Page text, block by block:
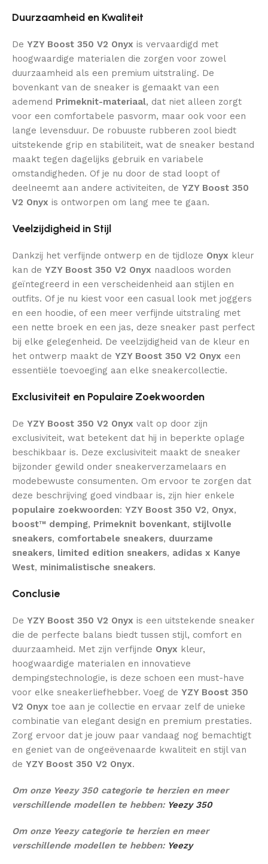
Duurzaamheid en Kwaliteit
De YZY Boost 350 V2 Onyx is vervaardigd met
hoogwaardige materialen die zorgen voor zowel
duurzaamheid als een premium uitstraling. De
bovenkant van de sneaker is gemaakt van een
ademend Primeknit-materiaal, dat niet alleen zorgt
voor een comfortabele pasvorm, maar ook voor een
lange levensduur. De robuuste rubberen zool biedt
uitstekende grip en stabiliteit, wat de sneaker bestand
maakt tegen dagelijks gebruik en variabele
omstandigheden. Of je nu door de stad loopt of
deelneemt aan andere activiteiten, de YZY Boost 350
V2 Onyx is ontworpen om lang mee te gaan.
Veelzijdigheid in Stijl
Dankzij het verfijnde ontwerp en de tijdloze Onyx kleur
kan de YZY Boost 350 V2 Onyx naadloos worden
geïntegreerd in een verscheidenheid aan stijlen en
outfits. Of je nu kiest voor een casual look met joggers
en een hoodie, of een meer verfijnde uitstraling met
een nette broek en een jas, deze sneaker past perfect
bij elke gelegenheid. De veelzijdigheid van de kleur en
het ontwerp maakt de YZY Boost 350 V2 Onyx een
essentiële toevoeging aan elke sneakercollectie.
Exclusiviteit en Populaire Zoekwoorden
De YZY Boost 350 V2 Onyx valt op door zijn
exclusiviteit, wat betekent dat hij in beperkte oplage
beschikbaar is. Deze exclusiviteit maakt de sneaker
bijzonder gewild onder sneakerverzamelaars en
modebewuste consumenten. Om ervoor te zorgen dat
deze beschrijving goed vindbaar is, zijn hier enkele
populaire zoekwoorden: YZY Boost 350 V2, Onyx,
boost™ demping, Primeknit bovenkant, stijlvolle
sneakers, comfortabele sneakers, duurzame
sneakers, limited edition sneakers, adidas x Kanye
West, minimalistische sneakers.
Conclusie
De YZY Boost 350 V2 Onyx is een uitstekende sneaker
die de perfecte balans biedt tussen stijl, comfort en
duurzaamheid. Met zijn verfijnde Onyx kleur,
hoogwaardige materialen en innovatieve
dempingstechnologie, is deze schoen een must-have
voor elke sneakerliefhebber. Voeg de YZY Boost 350
V2 Onyx toe aan je collectie en ervaar zelf de unieke
combinatie van elegant design en premium prestaties.
Zorg ervoor dat je jouw paar vandaag nog bemachtigt
en geniet van de ongeëvenaarde kwaliteit en stijl van
de YZY Boost 350 V2 Onyx.
Om onze Yeezy 350 categorie te herzien en meer
verschillende modellen te hebben: Yeezy 350
Om onze Yeezy categorie te herzien en meer
verschillende modellen te hebben: Yeezy